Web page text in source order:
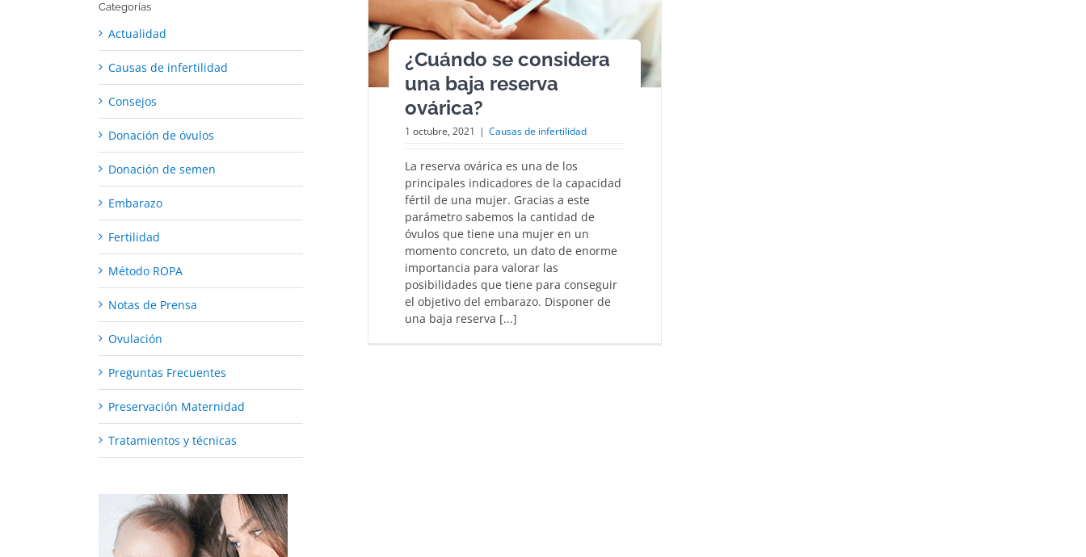
¿Cuándo se considera
una baja reserva
ovárica?
1 octubre, 2021 | Causas de infertilidad
La reserva ovárica es una de los
principales indicadores de la capacidad
fértil de una mujer. Gracias a este
parámetro sabemos la cantidad de
óvulos que tiene una mujer en un
momento concreto, un dato de enorme
importancia para valorar las
posibilidades que tiene para conseguir
el objetivo del embarazo. Disponer de
una baja reserva [...]
Categorías
Actualidad
Causas de infertilidad
Consejos
Donación de óvulos
Donación de semen
Embarazo
Fertilidad
Método ROPA
Notas de Prensa
Ovulación
Preguntas Frecuentes
Preservación Maternidad
Tratamientos y técnicas